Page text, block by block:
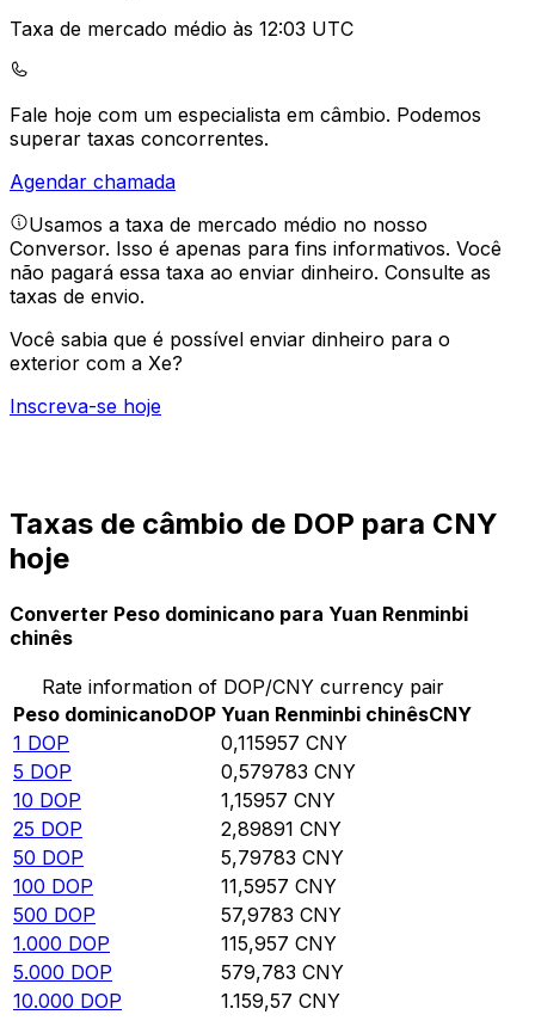
Taxa de mercado médio às 12:03 UTC
Fale hoje com um especialista em câmbio. Podemos
superar taxas concorrentes.
Agendar chamada
Usamos a taxa de mercado médio no nosso
Conversor. Isso é apenas para fins informativos. Você
não pagará essa taxa ao enviar dinheiro. Consulte as
taxas de envio.
Você sabia que é possível enviar dinheiro para o
exterior com a Xe?
Inscreva-se hoje
Taxas de câmbio de DOP para CNY
hoje
Converter Peso dominicano para Yuan Renminbi
chinês
Rate information of DOP/CNY currency pair
Peso dominicanoDOP Yuan Renminbi chinêsCNY
1 DOP 0,115957 CNY
5 DOP 0,579783 CNY
10 DOP 1,15957 CNY
25 DOP 2,89891 CNY
50 DOP 5,79783 CNY
100 DOP 11,5957 CNY
500 DOP 57,9783 CNY
1.000 DOP 115,957 CNY
5.000 DOP 579,783 CNY
10.000 DOP 1.159,57 CNY